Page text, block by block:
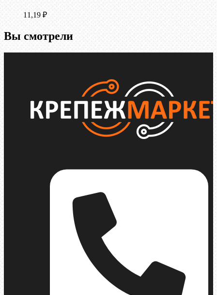
11,19 ₽
Вы смотрели